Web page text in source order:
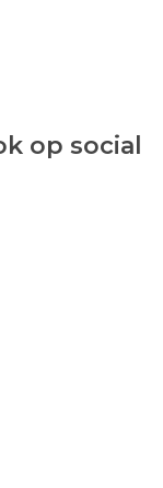
op social